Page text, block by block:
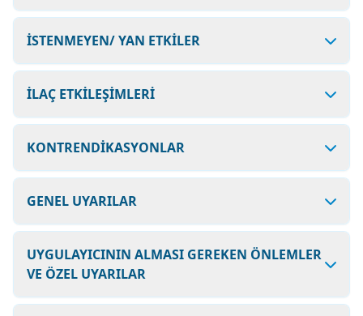
İSTENMEYEN/ YAN ETKİLER
İLAÇ ETKİLEŞİMLERİ
KONTRENDİKASYONLAR
GENEL UYARILAR
UYGULAYICININ ALMASI GEREKEN ÖNLEMLER
VE ÖZEL UYARILAR